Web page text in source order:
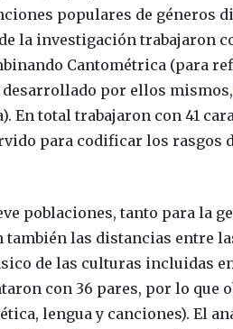
populares de géneros
la investigación trabajaron
Cantométrica (para
por ellos mismos,
total trabajaron con 41
para codificar los rasgos
poblaciones, tanto para la
las distancias entre
de las culturas incluidas
con 36 pares, por lo que
lengua y canciones). El